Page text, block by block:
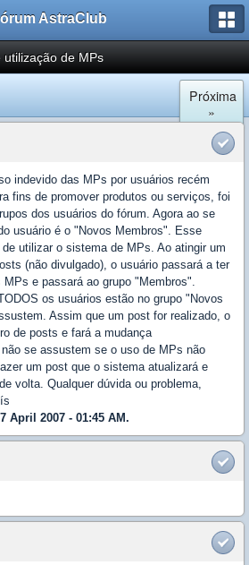
AstraClub
de MPs
Próxima
»
indevido das MPs por usuários recém
fins de promover produtos ou serviços, foi
dos usuários do fórum. Agora ao se
usuário é o "Novos Membros". Esse
utilizar o sistema de MPs. Ao atingir um
(não divulgado), o usuário passará a ter
e passará ao grupo "Membros".
os usuários estão no grupo "Novos
Assim que um post for realizado, o
de posts e fará a mudança
se assustem se o uso de MPs não
um post que o sistema atualizará e
volta. Qualquer dúvida ou problema,
April 2007 - 01:45 AM.